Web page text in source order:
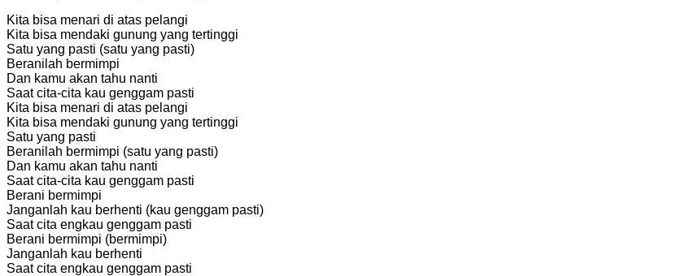
Kita bisa menari di atas pelangi
Kita bisa mendaki gunung yang tertinggi
Satu yang pasti (satu yang pasti)
Beranilah bermimpi
Dan kamu akan tahu nanti
Saat cita-cita kau genggam pasti
Kita bisa menari di atas pelangi
Kita bisa mendaki gunung yang tertinggi
Satu yang pasti
Beranilah bermimpi (satu yang pasti)
Dan kamu akan tahu nanti
Saat cita-cita kau genggam pasti
Berani bermimpi
Janganlah kau berhenti (kau genggam pasti)
Saat cita engkau genggam pasti
Berani bermimpi (bermimpi)
Janganlah kau berhenti
Saat cita engkau genggam pasti